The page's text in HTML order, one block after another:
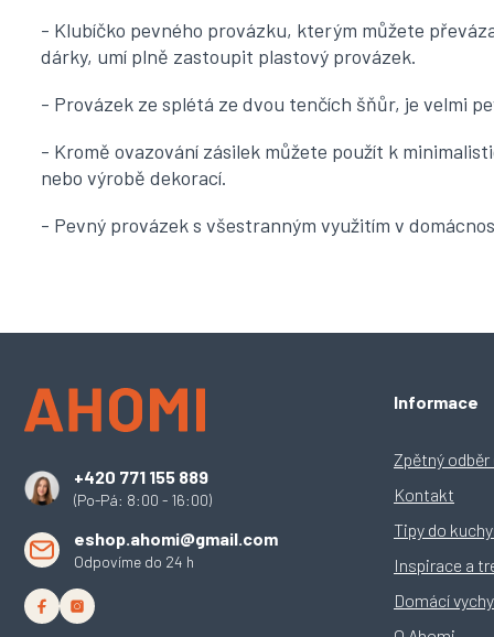
- Klubíčko pevného provázku, kterým můžete
dárky, umí plně zastoupit plastový provázek.
- Provázek ze splétá ze dvou tenčích šňůr, je velmi
- Kromě ovazování zásilek můžete použít k
nebo výrobě dekorací.
- Pevný provázek s všestranným využitím v
+420 771 155 889
(Po-Pá: 8:00 - 16:00)
eshop.ahomi@gmail.com
Odpovíme do 24 h
Informace
Zpětný
Kontakt
Tipy do
Inspirace a
Domácí